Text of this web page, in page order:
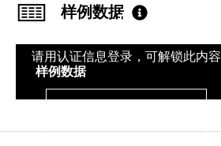
样例数据
样例数据
请用认证信息登录，可解锁此内容